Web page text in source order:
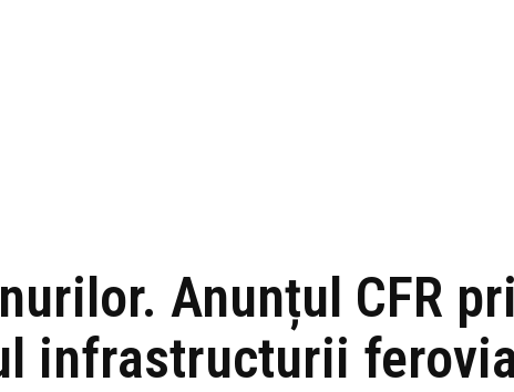
Anunțul CFR
infrastructurii